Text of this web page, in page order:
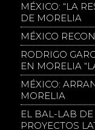
MÉXICO: “LA
DE MORELIA
MÉXICO
RODRIGO
EN MORELIA
MÉXICO:
MORELIA
EL BAL-LAB
PROYECTOS